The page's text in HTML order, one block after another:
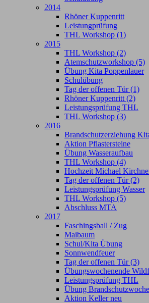
2014
Rhöner Kuppenritt
Leistungprüfung
THL Workshop (1)
2015
THL Workshop (2)
Atemschutzworkshop (5)
Übung Kita Poppenlauer
Schulübung
Tag der offenen Tür (1)
Rhöner Kuppenritt (2)
Leistungsprüfung THL
THL Workshop (3)
2016
Brandschutzerziehung
Aktion Pflastersteine
Übung Wasseraufbau
THL Workshop (4)
Hochzeit Michael
Tag der offenen Tür (2)
Leistungsprüfung Wasser
THL Workshop (5)
Abschluss MTA
2017
Faschingsball / Zug
Maibaum
Schul/Kita Übung
Sonnwendfeuer
Tag der offenen Tür (3)
Übungswochenende
Leistungsprüfung THL
Übung Brandschutzwoche
Aktion Keller neu